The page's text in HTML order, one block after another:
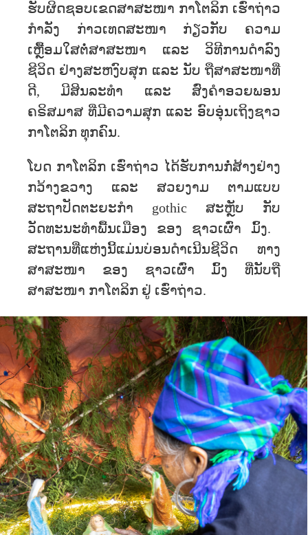
ຮັບຜິດຊອບເຂດສາສະໜາ ກາໂຕລິກ ເຮົ່າຖ່າວ
ກຳລັງ ກ່າວເທດສະໜາ ກ່ຽວກັບ ຄວາມ
ເຫຼື້ອມໃສຕໍ່ສາສະໜາ ແລະ ວິທີການດຳລົງ
ຊີວິດ ຢ່າງສະຫງົບສຸກ ແລະ ນັບ ຖືສາສະໜາທີ່
ດີ, ມີສິນລະທໍາ ແລະ ສົ່ງຄຳອວຍພອນ
ຄຣິສມາສ ທີ່ມີຄວາມສຸກ ແລະ ອົບອຸ່ນເຖິງຊາວ
ກາໂຕລິກ ທຸກຄົນ.
ໂບດ ກາໂຕລິກ ເຮົ່າຖ່າວ ໄດ້ຮັບການກໍ່ສ້າງຢ່າງ
ກວ້າງຂວາງ ແລະ ສວຍງາມ ຕາມແບບ
ສະຖາປັດຕະຍະກຳ gothic ສະຫຼັບ ກັບ
ວັດທະນະທຳພື້ນເມືອງ ຂອງ ຊາວເຜົ່າ ມົ້ງ. ​
ສະຖານ​ທີ່​ແຫ່ງນີ້ແມ່ນບ່ອນດຳເນີນຊີວິດ ທາງ​
ສາສະໜາ ​ຂອງ ຊາວເຜົ່າ​ ມົ້ງ ທີ່ນັບຖື
ສາສະໜາ ກາໂຕລິກ ຢູ່ ເຮົ່າຖ່າວ.